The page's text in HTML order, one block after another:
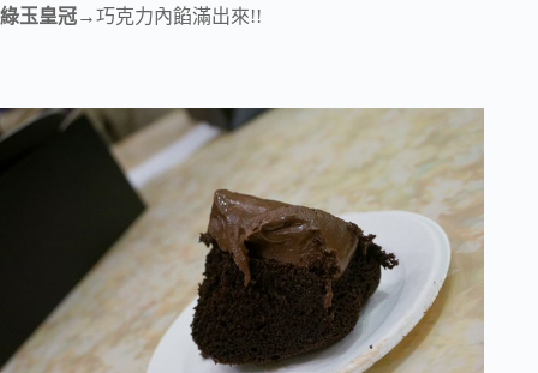
綠玉皇冠→巧克力內餡滿出來!!